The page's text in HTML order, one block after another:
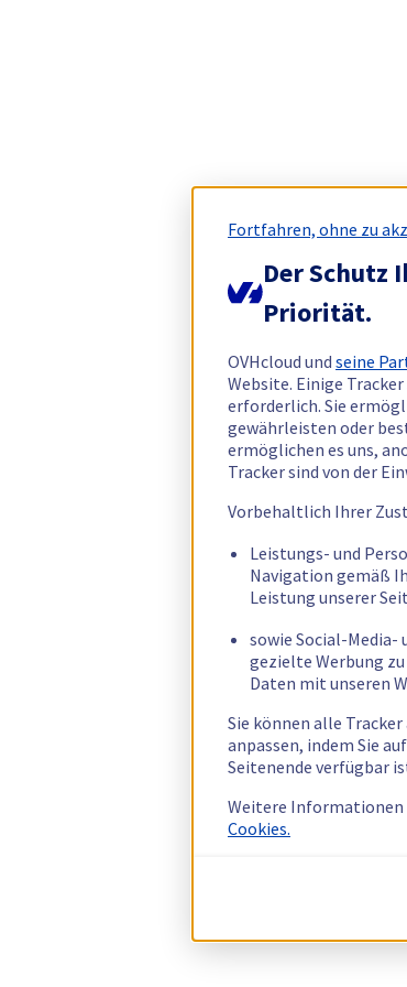
Fortfahren, ohne zu
Der Schutz
Priorität.
OVHcloud und seine
Website. Einige
erforderlich. Sie
gewährleisten oder
ermöglichen es uns,
Tracker sind von der
Vorbehaltlich Ihrer
Leistungs- und
Navigation gemäß
Leistung unserer
sowie Social-
gezielte Werbung
Daten mit unseren
Sie können alle
anpassen, indem Sie
Seitenende verfügbar
Weitere Informationen
Cookies.